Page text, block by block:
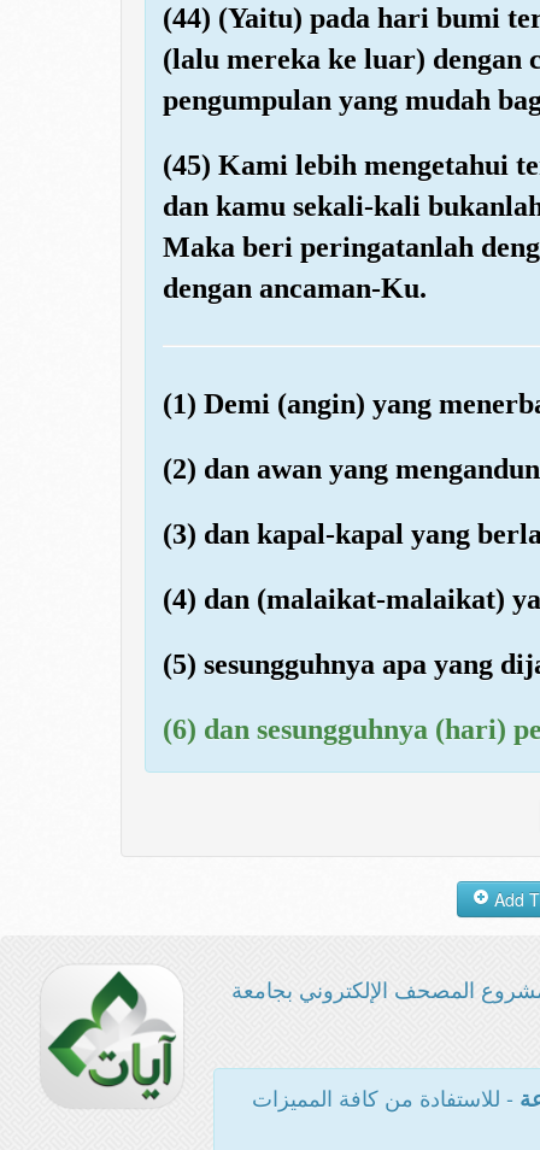
(44) (Yaitu) pada hari bumi
(lalu mereka ke luar) dengan
pengumpulan yang mudah
(45) Kami lebih mengetahui
dan kamu sekali-kali
Maka beri peringatanlah
dengan ancaman-Ku.
(1) Demi (angin) yang
(2) dan awan yang
(3) dan kapal-kapal yang
(4) dan (malaikat-malaikat)
(5) sesungguhnya apa yang
(6) dan sesungguhnya (hari)
المصحف الإلكتروني بجامعة
- للاستفادة من كافة المميزات